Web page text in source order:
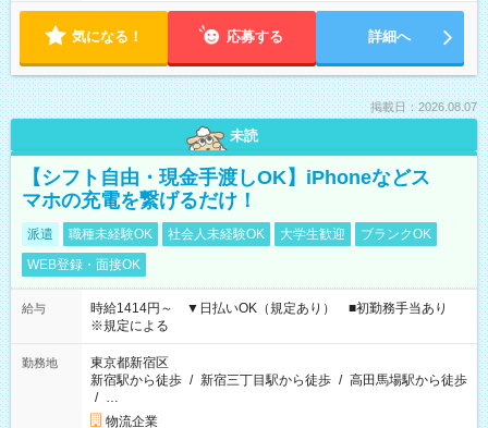
気になる！ 応募する 詳細へ
掲載日：2026.08.07
未読
【シフト自由・現金手渡しOK】iPhoneなどス
マホの充電を繋げるだけ！
派遣 職種未経験OK 社会人未経験OK 大学生歓迎
ブランクOK
WEB登録・面接OK
給与
時給1414円～ ▼日払いOK（規定あり） ■初勤務手当あり
※規定による
勤務地
東京都新宿区
新宿駅から徒歩 / 新宿三丁目駅から徒歩 / 高田馬場駅から徒歩
/ …
物流企業